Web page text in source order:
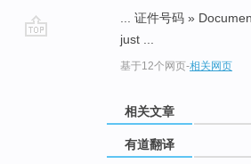
... 证件号码 »
just ...
基于12个网页-相关网页
相关文章
有道翻译